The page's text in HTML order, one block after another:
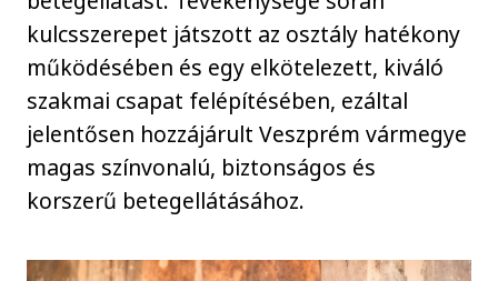
kulcsszerepet játszott az osztály hatékony
működésében és egy elkötelezett, kiváló
szakmai csapat felépítésében, ezáltal
jelentősen hozzájárult Veszprém vármegye
magas színvonalú, biztonságos és
korszerű betegellátásához.